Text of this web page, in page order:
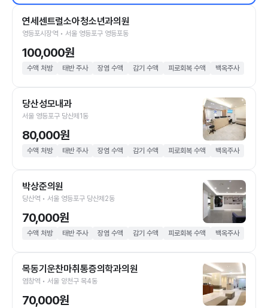
연세센트럴소아청소년과의원
영등포시장역 • 서울 영등포구 영등포동
100,000원
수액 처방 태반 주사 장염 수액 감기 수액 피로회복 수액 백옥주사
당산성모내과
서울 영등포구 당산제1동
80,000원
수액 처방 태반 주사 장염 수액 감기 수액 피로회복 수액 백옥주사
박상준의원
당산역 • 서울 영등포구 당산제2동
70,000원
수액 처방 태반 주사 장염 수액 감기 수액 피로회복 수액 백옥주사
목동기운찬마취통증의학과의원
염창역 • 서울 양천구 목4동
70,000원